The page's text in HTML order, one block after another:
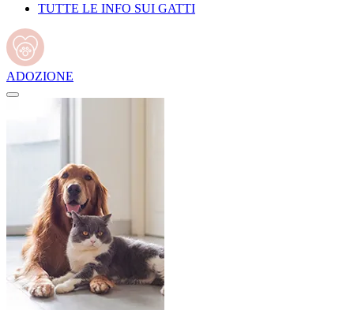
TUTTE LE INFO SUI GATTI
ADOZIONE